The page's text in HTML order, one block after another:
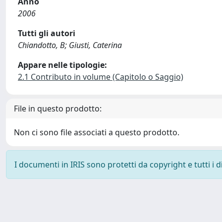
2006
Tutti gli autori
Chiandotto, B; Giusti, Caterina
Appare nelle tipologie:
2.1 Contributo in volume (Capitolo o Saggio)
File in questo prodotto:
Non ci sono file associati a questo prodotto.
I documenti in IRIS sono protetti da copyright e tutti i